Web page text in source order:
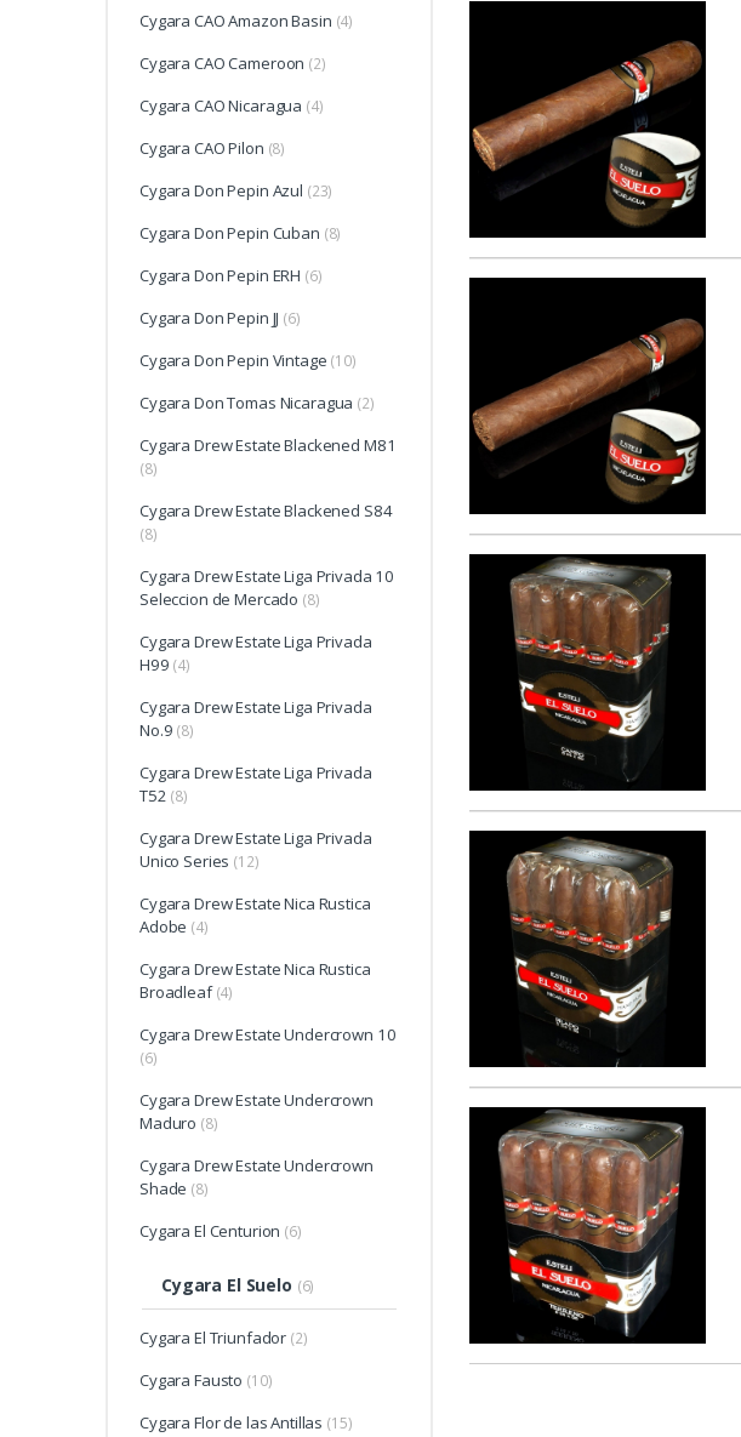
Cygara CAO Amazon Basin (4)
Cygara CAO Cameroon (2)
Cygara CAO Nicaragua (4)
Cygara CAO Pilon (8)
Cygara Don Pepin Azul (23)
Cygara Don Pepin Cuban (8)
Cygara Don Pepin ERH (6)
Cygara Don Pepin JJ (6)
Cygara Don Pepin Vintage (10)
Cygara Don Tomas Nicaragua (2)
Cygara Drew Estate Blackened M81
(8)
Cygara Drew Estate Blackened S84
(8)
Cygara Drew Estate Liga Privada 10
Seleccion de Mercado (8)
Cygara Drew Estate Liga Privada
H99 (4)
Cygara Drew Estate Liga Privada
No.9 (8)
Cygara Drew Estate Liga Privada
T52 (8)
Cygara Drew Estate Liga Privada
Unico Series (12)
Cygara Drew Estate Nica Rustica
Adobe (4)
Cygara Drew Estate Nica Rustica
Broadleaf (4)
Cygara Drew Estate Undercrown 10
(6)
Cygara Drew Estate Undercrown
Maduro (8)
Cygara Drew Estate Undercrown
Shade (8)
Cygara El Centurion (6)
Cygara El Suelo (6)
Cygara El Triunfador (2)
Cygara Fausto (10)
Cygara Flor de las Antillas (15)